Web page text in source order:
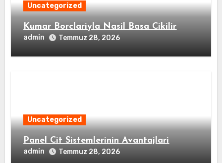
Uncategorized
Kumar Borclariyla Nasil Basa Cikilir
admin Temmuz 28, 2026
Uncategorized
Panel Cit Sistemlerinin Avantajlari
admin Temmuz 28, 2026